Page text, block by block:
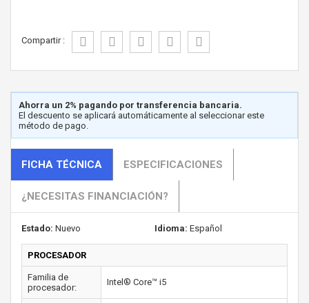
Compartir :
Ahorra un 2% pagando por transferencia bancaria.
El descuento se aplicará automáticamente al seleccionar este
método de pago.
FICHA TÉCNICA ESPECIFICACIONES
¿NECESITAS FINANCIACIÓN?
Estado: Nuevo Idioma: Español
PROCESADOR
Familia de
procesador:
Intel® Core™ i5